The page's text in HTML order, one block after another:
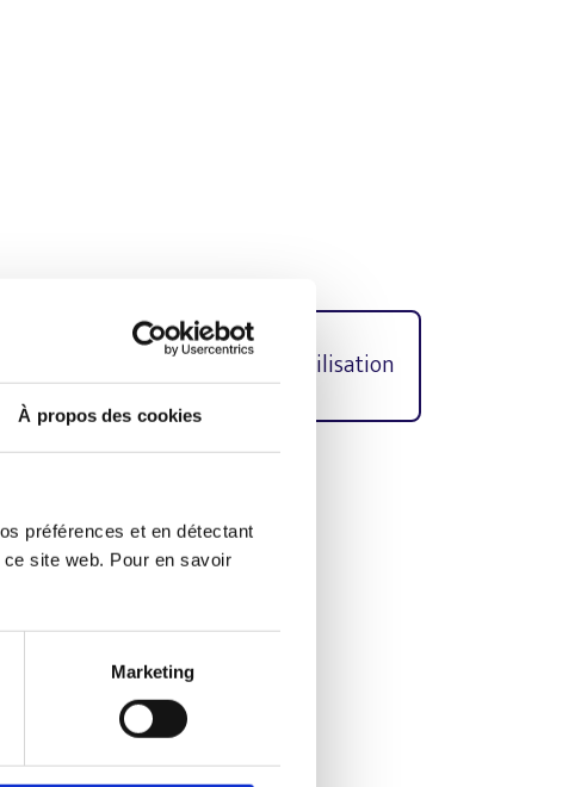
À propos des cookies
préférences et en détectant
site web. Pour en savoir
Marketing
de protectionConditions d’utilisation
masculin dans les textes a été